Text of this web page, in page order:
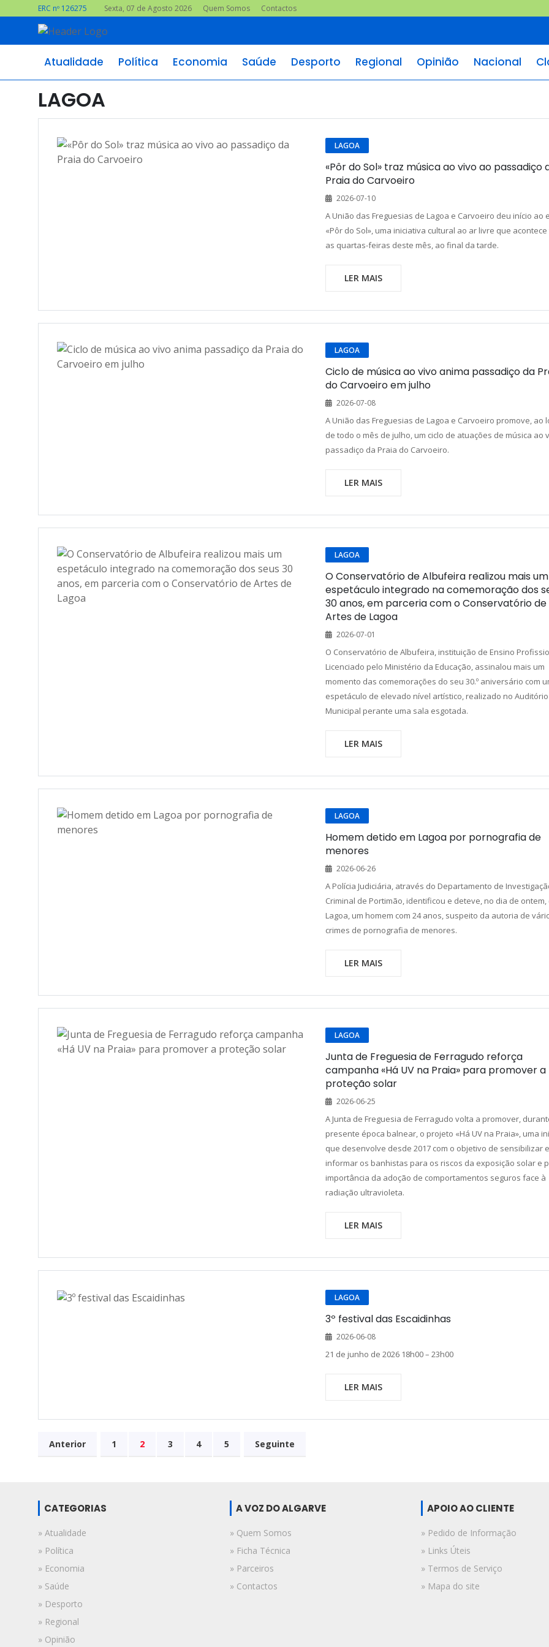
ERC nº 126275 Sexta, 07 de Agosto 2026 Quem Somos Contactos
Atualidade Política Economia Saúde Desporto Regional Opinião Nacional
LAGOA
LAGOA
«Pôr do Sol» traz música ao vivo ao passadiço
Praia do Carvoeiro
2026-07-10
A União das Freguesias de Lagoa e Carvoeiro deu início ao
«Pôr do Sol», uma iniciativa cultural ao ar livre que
as quartas-feiras deste mês, ao final da tarde.
LER MAIS
LAGOA
Ciclo de música ao vivo anima passadiço da
do Carvoeiro em julho
2026-07-08
A União das Freguesias de Lagoa e Carvoeiro promove, ao
de todo o mês de julho, um ciclo de atuações de música ao
passadiço da Praia do Carvoeiro.
LER MAIS
LAGOA
O Conservatório de Albufeira realizou mais um
espetáculo integrado na comemoração dos
30 anos, em parceria com o Conservatório de
Artes de Lagoa
2026-07-01
O Conservatório de Albufeira, instituição de Ensino
Licenciado pelo Ministério da Educação, assinalou mais um
momento das comemorações do seu 30.º aniversário com
espetáculo de elevado nível artístico, realizado no Auditório
Municipal perante uma sala esgotada.
LER MAIS
LAGOA
Homem detido em Lagoa por pornografia de
menores
2026-06-26
A Polícia Judiciária, através do Departamento de
Criminal de Portimão, identificou e deteve, no dia de ontem,
Lagoa, um homem com 24 anos, suspeito da autoria de
crimes de pornografia de menores.
LER MAIS
LAGOA
Junta de Freguesia de Ferragudo reforça
campanha «Há UV na Praia» para promover a
proteção solar
2026-06-25
A Junta de Freguesia de Ferragudo volta a promover,
presente época balnear, o projeto «Há UV na Praia», uma
que desenvolve desde 2017 com o objetivo de sensibilizar e
informar os banhistas para os riscos da exposição solar e
importância da adoção de comportamentos seguros face à
radiação ultravioleta.
LER MAIS
LAGOA
3º festival das Escaidinhas
2026-06-08
21 de junho de 2026 18h00 – 23h00
LER MAIS
Anterior 1 2 3 4 5 Seguinte
CATEGORIAS
» Atualidade
» Política
» Economia
» Saúde
» Desporto
» Regional
» Opinião
A VOZ DO ALGARVE
» Quem Somos
» Ficha Técnica
» Parceiros
» Contactos
APOIO AO CLIENTE
» Pedido de Informação
» Links Úteis
» Termos de Serviço
» Mapa do site